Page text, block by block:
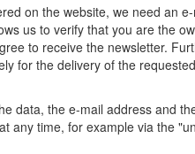
on the website, we need an
us to verify that you are the
to receive the newsletter.
for the delivery of the
data, the e-mail address and
any time, for example via the